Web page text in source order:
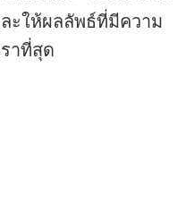
ะให้ผลลัพธ์ที่มีความ
าที่สุด